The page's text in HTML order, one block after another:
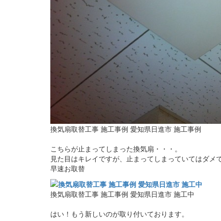
換気扇取替工事 施工事例 愛知県日進市 施工事例
こちらが止まってしまった換気扇・・・。
見た目はキレイですが、止まってしまっていてはダメ
早速お取替
換気扇取替工事 施工事例 愛知県日進市 施工中
はい！もう新しいのが取り付いております。